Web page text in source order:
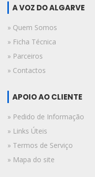
A VOZ DO ALGARVE
» Quem Somos
» Ficha Técnica
» Parceiros
» Contactos
APOIO AO CLIENTE
» Pedido de Informação
» Links Úteis
» Termos de Serviço
» Mapa do site